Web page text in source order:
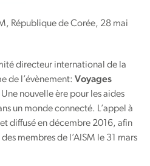
République de Corée, 28 mai
directeur international de la
de l’évènement: Voyages
Une nouvelle ère pour les aides
un monde connecté. L’appel à
diffusé en décembre 2016, afin
membres de l’AISM le 31 mars